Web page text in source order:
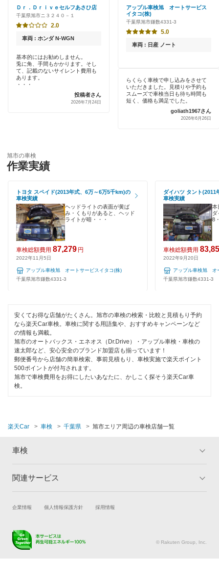
市原市
印西市
浦安市
香取市
鎌ケ谷市
鴨川市
木更津市
君津市
佐倉市
山武市
白井市
匝瑳市
袖ケ浦市
館山市
長生郡
東金市
富里市
流山市
習志野市
成田市
野田市
土日祝OK
代車あり
引取り・納車あり
輸入車OK
1日車検
1級整備士在籍
コンピューター診断
マッハ車検
Ｄｒ．Ｄｒｉｖｅセルフあさひ店
千葉県旭市ニ３２４０－１
2.0
車両 : ホンダ N-WGN
基本的にはお勧めしません。
兎に角、手間もかかります。そし
て、記載のないサイレント費用も
あります。
・・・
投稿者さん
2026年7月24日
アップル車検旭 オートサービス
イタコ(株)
千葉県旭市鎌数4331-3
5.0
車両 : 日産 ノート
らくらく車検で申し込みをさせて
いただきました。見積りや予約も
スムーズで車検当日も待ち時間も
短く、価格も満足でした。
goliath1967さん
2026年6月26日
旭市の車検
作業実績
トヨタ スペイド(2013年式、6万～6万5千km)の
車検実績
ヘッドライトの表面が黄ば
み・くもりがあると、ヘッド
ライトが暗・・・
車検総額費用 87,279 円
2022年11月5日
アップル車検旭 オートサービスイタコ(株)
千葉県旭市鎌数4331-3
ダイハツ タント(2011
車検実績
本
8
車検総額費用
2022年9月20日
アップル車検旭 オ
千葉県旭市鎌数4331-3
安くてお得な店舗がたくさん。旭市の車検の検索・比較と見積もり予約
なら楽天Car車検。車検に関する用語集や、おすすめキャンペーンなど
の情報も満載。
旭市のオートバックス・エネオス（Dr.Drive）・アップル車検・車検の
速太郎など、安心安全のブランド加盟店も揃っています！
郵便番号から店舗の簡単検索、事前見積もり、車検実施で楽天ポイント
500ポイントが付与されます。
旭市で車検費用をお得にしたいあなたに、かしこく探そう楽天Car車
検。
楽天Car 車検 千葉県 旭市エリア周辺の車検店舗一覧
車検
トップ
車検の基礎知識 キャンペーン一覧
関連サービス
試乗・商談 新車購入
キズ修理予約
メンテナンス管理
企業情報 個人情報保護方針 採用情報
© Rakuten Group, Inc.